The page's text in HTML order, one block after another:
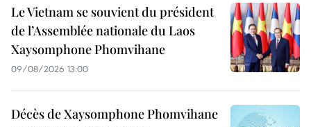
Le Vietnam se souvient du président
de l’Assemblée nationale du Laos
Xaysomphone Phomvihane
09/08/2026 13:00
Décès de Xaysomphone Phomvihane